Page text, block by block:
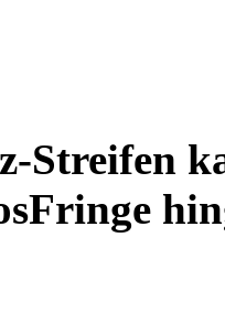
Streifen